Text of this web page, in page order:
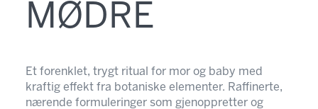
MØDRE
Et forenklet, trygt ritual for mor og baby med
kraftig effekt fra botaniske elementer. Raffinerte,
nærende formuleringer som gjenoppretter og